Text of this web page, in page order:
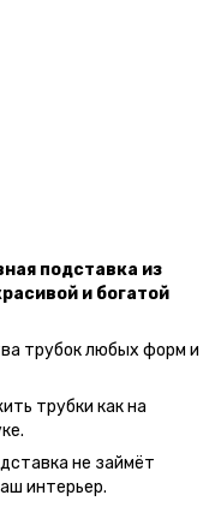
подставка из
и богатой
трубок любых форм и
трубки как на
не займёт
интерьер.